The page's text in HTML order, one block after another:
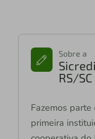
Sobre a
RS/SC
Fazemos parte
primeira